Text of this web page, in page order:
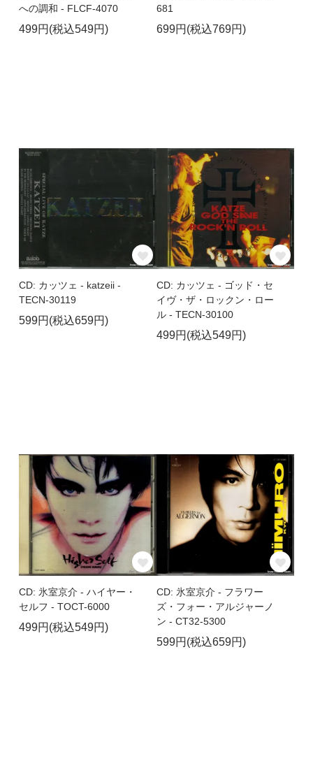
への調和 - FLCF-4070
499円(税込549円)
681
699円(税込769円)
CD: カッツェ - katzeii -
TECN-30119
599円(税込659円)
CD: カッツェ - ゴッド・セ
イヴ・ザ・ロックン・ロー
ル - TECN-30100
499円(税込549円)
CD: 氷室京介 - ハイヤー・
セルフ - TOCT-6000
499円(税込549円)
CD: 氷室京介 - フラワー
ズ・フォー・アルジャーノ
ン - CT32-5300
599円(税込659円)